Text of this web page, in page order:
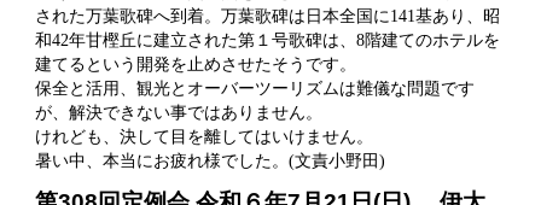
された万葉歌碑へ到着。万葉歌碑は日本全国に141基あり、昭
和42年甘樫丘に建立された第１号歌碑は、8階建てのホテルを
建てるという開発を止めさせたそうです。
保全と活用、観光とオーバーツーリズムは難儀な問題です
が、解決できない事ではありません。
けれども、決して目を離してはいけません。
暑い中、本当にお疲れ様でした。(文責小野田)